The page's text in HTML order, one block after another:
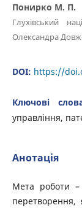
Понирко М. П.
Глухівський
Олександра
DOI: https://
Ключові
управління,
Анотація
Мета роботи –
перетворення,